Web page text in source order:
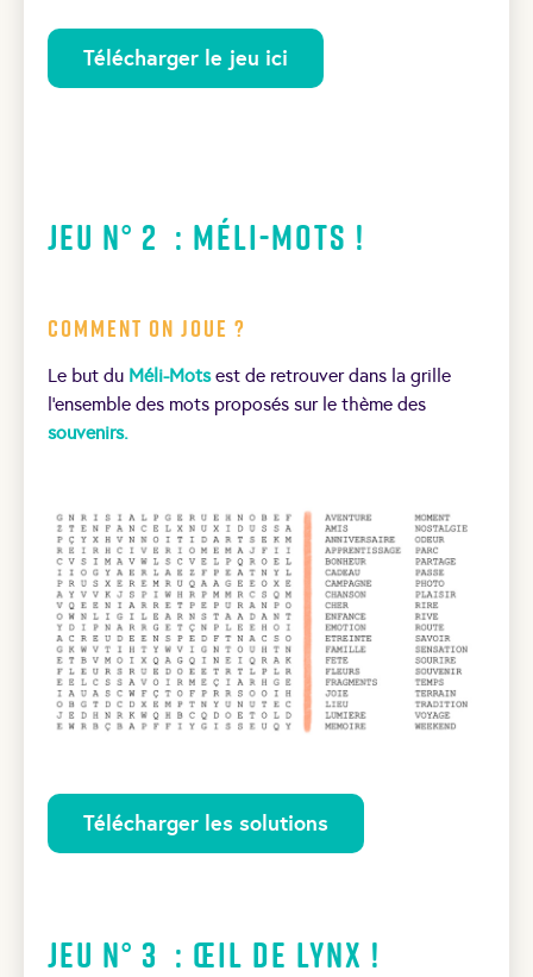
Télécharger le jeu ici
Jeu N° 2 : Méli-Mots !
Comment on joue ?
Le but du Méli-Motsest de retrouver dans la grille
l’ensemble des mots proposés sur le thème des
souvenirs.
Télécharger les solutions
Jeu N° 3 : Œil de lynx !